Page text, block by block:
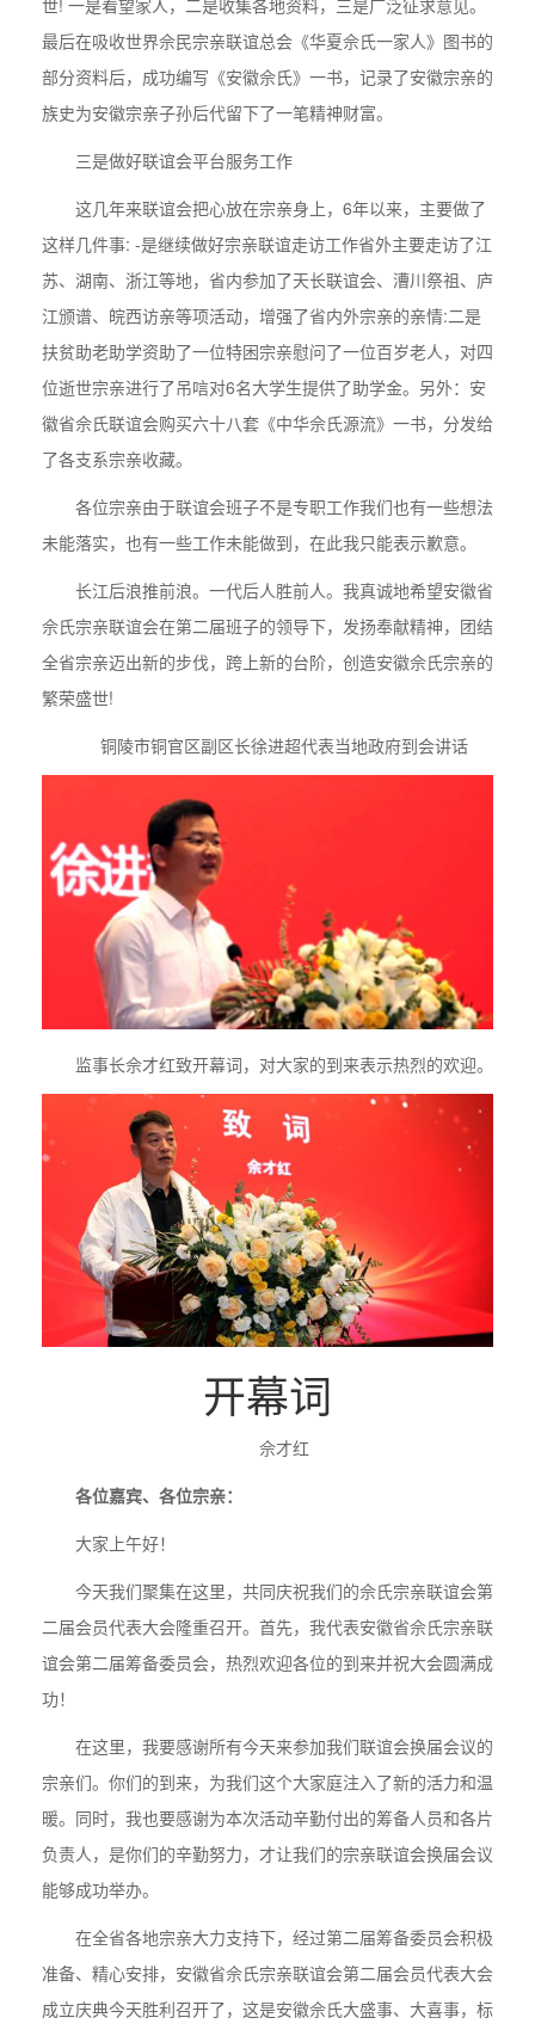
世! 一是看望家人，二是收集各地资料，三是广泛征求意见。
最后在吸收世界佘民宗亲联谊总会《华夏佘氏一家人》图书的
部分资料后，成功编写《安徽佘氏》一书，记录了安徽宗亲的
族史为安徽宗亲子孙后代留下了一笔精神财富。
三是做好联谊会平台服务工作
这几年来联谊会把心放在宗亲身上，6年以来，主要做了
这样几件事: -是继续做好宗亲联谊走访工作省外主要走访了江
苏、湖南、浙江等地，省内参加了天长联谊会、漕川祭祖、庐
江颁谱、皖西访亲等项活动，增强了省内外宗亲的亲情:二是
扶贫助老助学资助了一位特困宗亲慰问了一位百岁老人，对四
位逝世宗亲进行了吊唁对6名大学生提供了助学金。另外：安
徽省佘氏联谊会购买六十八套《中华佘氏源流》一书，分发给
了各支系宗亲收藏。
各位宗亲由于联谊会班子不是专职工作我们也有一些想法
未能落实，也有一些工作未能做到，在此我只能表示歉意。
长江后浪推前浪。一代后人胜前人。我真诚地希望安徽省
佘氏宗亲联谊会在第二届班子的领导下，发扬奉献精神，团结
全省宗亲迈出新的步伐，跨上新的台阶，创造安徽佘氏宗亲的
繁荣盛世!
铜陵市铜官区副区长徐进超代表当地政府到会讲话
监事长佘才红致开幕词，对大家的到来表示热烈的欢迎。
开幕词
佘才红
各位嘉宾、各位宗亲：
大家上午好！
今天我们聚集在这里，共同庆祝我们的佘氏宗亲联谊会第
二届会员代表大会隆重召开。首先，我代表安徽省佘氏宗亲联
谊会第二届筹备委员会，热烈欢迎各位的到来并祝大会圆满成
功！
在这里，我要感谢所有今天来参加我们联谊会换届会议的
宗亲们。你们的到来，为我们这个大家庭注入了新的活力和温
暖。同时，我也要感谢为本次活动辛勤付出的筹备人员和各片
负责人，是你们的辛勤努力，才让我们的宗亲联谊会换届会议
能够成功举办。
在全省各地宗亲大力支持下，经过第二届筹备委员会积极
准备、精心安排，安徽省佘氏宗亲联谊会第二届会员代表大会
成立庆典今天胜利召开了，这是安徽佘氏大盛事、大喜事，标